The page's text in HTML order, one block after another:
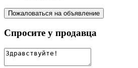
Пожаловаться на объявление
Спросите у продавца